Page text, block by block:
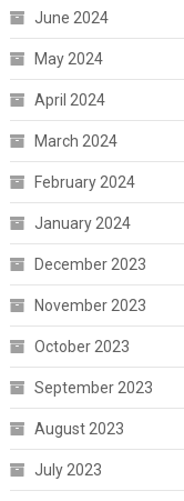
June 2024
May 2024
April 2024
March 2024
February 2024
January 2024
December 2023
November 2023
October 2023
September 2023
August 2023
July 2023